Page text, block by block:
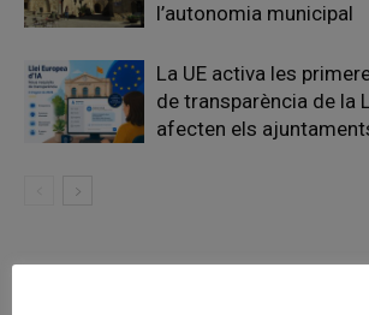
l’autonomia municipal
La UE activa les
de transparència de la
afecten els